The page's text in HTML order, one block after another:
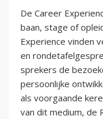
De Career
baan, stage of
Experience vinden
en
sprekers de
persoonlijke
als voorgaande
van dit medium, de